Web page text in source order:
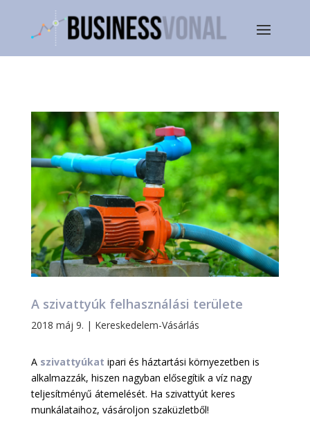
A szivattyúk felhasználási területe
2018 máj 9. | Kereskedelem-Vásárlás
A szivattyúkat ipari és háztartási környezetben is
alkalmazzák, hiszen nagyban elősegítik a víz nagy
teljesítményű átemelését. Ha szivattyút keres
munkálataihoz, vásároljon szaküzletből!